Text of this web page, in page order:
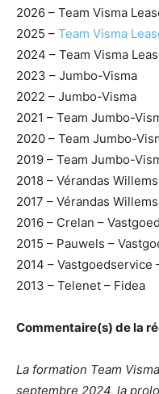
2026 – Team Visma
2025 – Team Visma
2024 – Team Visma
2023 – Jumbo-Visma
2022 – Jumbo-Visma
2021 – Team Jumbo-
2020 – Team Jumbo-
2019 – Team Jumbo-
2018 – Vérandas
2017 – Vérandas
2016 – Crelan –
2015 – Pauwels –
2014 – Vastgoedservice
2013 – Telenet – Fidea
Commentaire(s) de la
La formation Team
septembre 2024, la